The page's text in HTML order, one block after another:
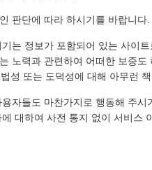
판단에 따라 하시기를 바랍니다.
는 정보가 포함되어 있는 사이
노력과 관련하여 어떠한 보증
성 또는 도덕성에 대해 아무런
자들도 마찬가지로 행동해 주
대하여 사전 통지 없이 서비스